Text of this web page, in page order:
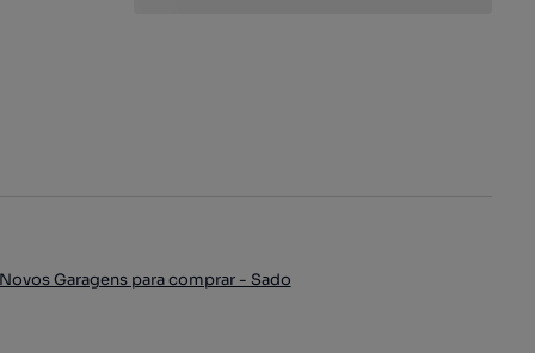
Novos Garagens para comprar - Sado